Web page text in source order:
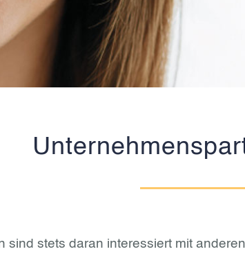
sind stets daran interessiert mit